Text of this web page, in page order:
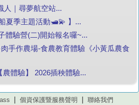
人｜尋夢航空站...
夏季主題活動🛥️💫 】...
體驗營(二)開始報名囉~...
肉手作農場-食農教育體驗《小黃瓜農食
體驗】 2026插秧體驗...
個資保護暨服務聲明 聯絡我們